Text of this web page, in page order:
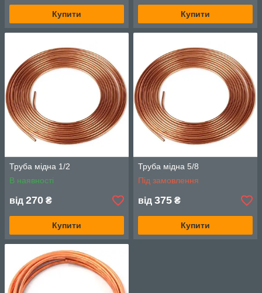
Купити Купити
Труба мідна 1/2
В наявності
від 270 ₴
Купити
Труба мідна 5/8
Під замовлення
від 375 ₴
Купити